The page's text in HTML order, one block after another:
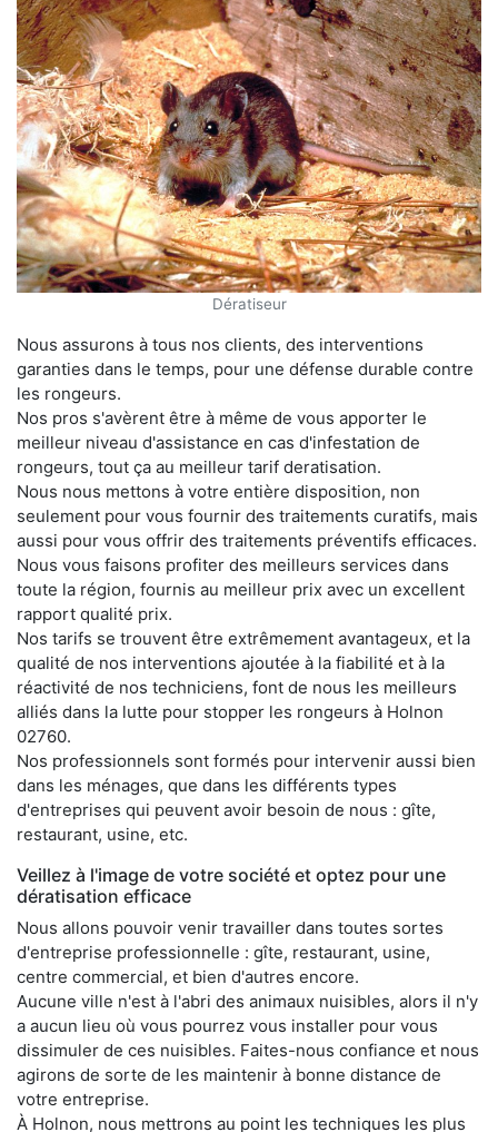
Dératiseur
Nous assurons à tous nos clients, des interventions
garanties dans le temps, pour une défense durable contre
les rongeurs.
Nos pros s'avèrent être à même de vous apporter le
meilleur niveau d'assistance en cas d'infestation de
rongeurs, tout ça au meilleur tarif deratisation.
Nous nous mettons à votre entière disposition, non
seulement pour vous fournir des traitements curatifs, mais
aussi pour vous offrir des traitements préventifs efficaces.
Nous vous faisons profiter des meilleurs services dans
toute la région, fournis au meilleur prix avec un excellent
rapport qualité prix.
Nos tarifs se trouvent être extrêmement avantageux, et la
qualité de nos interventions ajoutée à la fiabilité et à la
réactivité de nos techniciens, font de nous les meilleurs
alliés dans la lutte pour stopper les rongeurs à Holnon
02760.
Nos professionnels sont formés pour intervenir aussi bien
dans les ménages, que dans les différents types
d'entreprises qui peuvent avoir besoin de nous : gîte,
restaurant, usine, etc.
Veillez à l'image de votre société et optez pour une
dératisation efficace
Nous allons pouvoir venir travailler dans toutes sortes
d'entreprise professionnelle : gîte, restaurant, usine,
centre commercial, et bien d'autres encore.
Aucune ville n'est à l'abri des animaux nuisibles, alors il n'y
a aucun lieu où vous pourrez vous installer pour vous
dissimuler de ces nuisibles. Faites-nous confiance et nous
agirons de sorte de les maintenir à bonne distance de
votre entreprise.
À Holnon, nous mettrons au point les techniques les plus